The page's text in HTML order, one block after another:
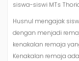
siswa-siswi MTs
Husnul mengajak
dengan menjadi
kenakalan remaja
Kenakalan remaja